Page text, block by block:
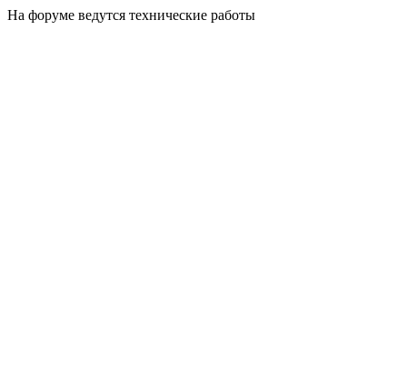
На форуме ведутся технические работы